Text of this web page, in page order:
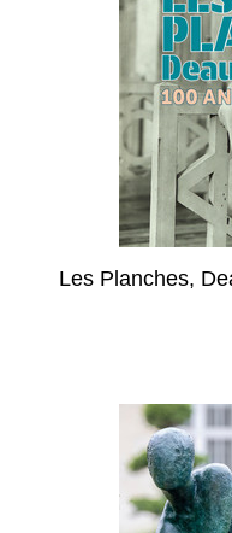
Les Planches,